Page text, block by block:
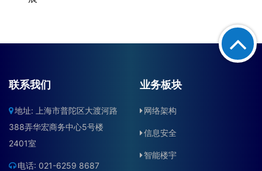
联系我们
地址: 上海市普陀区大渡河路
388弄华宏商务中心5号楼
2401室
电话: 021-6259 8687
业务板块
网络架构
信息安全
智能楼宇